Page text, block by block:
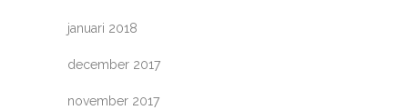
januari 2018
december 2017
november 2017